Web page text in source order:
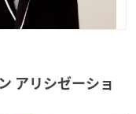
アリシゼーショ